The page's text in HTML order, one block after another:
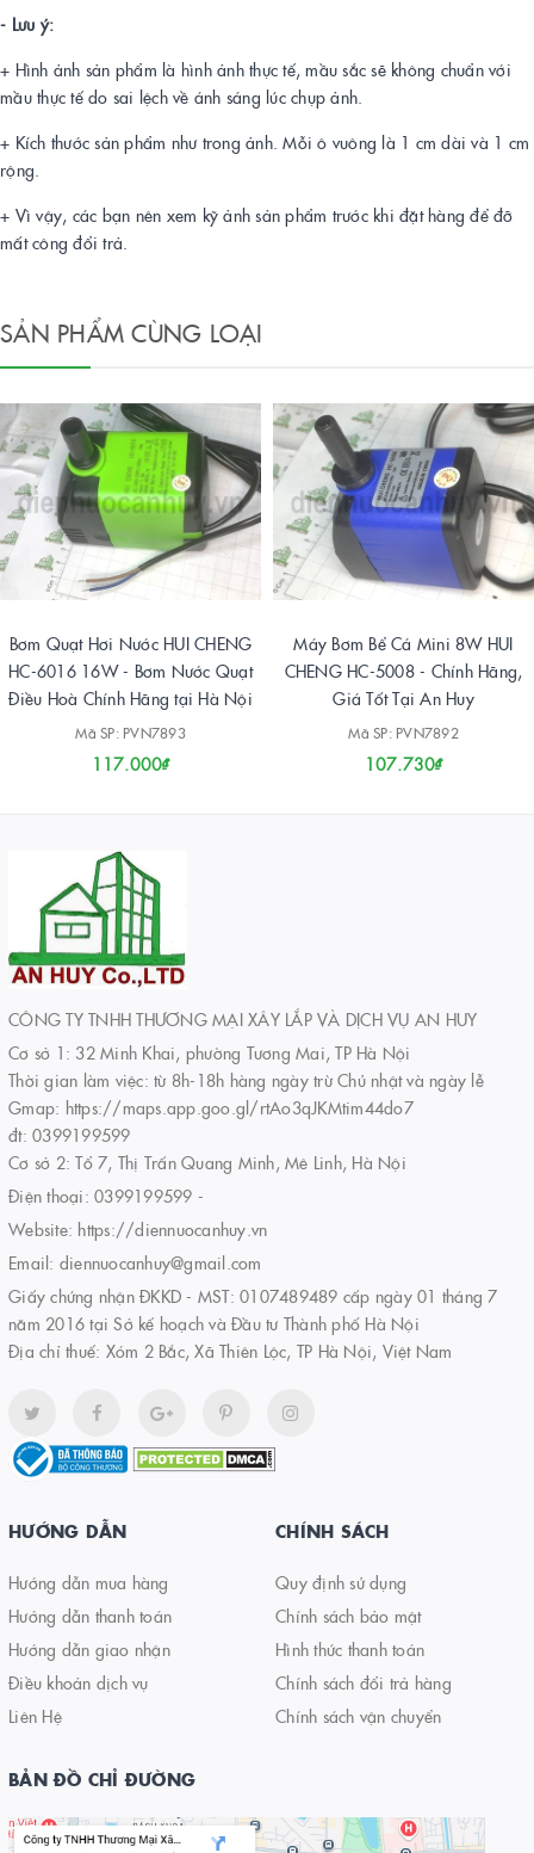
- Lưu ý:
+ Hình ảnh sản phẩm là hình ảnh thực tế, mầu sắc sẽ không chuẩn với
mầu thực tế do sai lệch về ánh sáng lúc chụp ảnh.
+ Kích thước sản phẩm như trong ảnh. Mỗi ô vuông là 1 cm dài và 1 cm
rộng.
+ Vì vậy, các bạn nên xem kỹ ảnh sản phẩm trước khi đặt hàng để đỡ
mất công đổi trả.
SẢN PHẨM CÙNG LOẠI
Bơm Quạt Hơi Nước HUI CHENG
HC-6016 16W - Bơm Nước Quạt
Điều Hoà Chính Hãng tại Hà Nội
Mã SP: PVN7893
117.000₫
Máy Bơm Bể Cá Mini 8W HUI
CHENG HC-5008 - Chính Hãng,
Giá Tốt Tại An Huy
Mã SP: PVN7892
107.730₫
CÔNG TY TNHH THƯƠNG MẠI XÂY LẮP VÀ DỊCH VỤ AN HUY
Cơ sở 1: 32 Minh Khai, phường Tương Mai, TP Hà Nội
Thời gian làm việc: từ 8h-18h hàng ngày trừ Chủ nhật và ngày lễ
Gmap: https://maps.app.goo.gl/rtAo3qJKMtim44do7
đt: 0399199599
Cơ sở 2: Tổ 7, Thị Trấn Quang Minh, Mê Linh, Hà Nội
Điện thoại: 0399199599 -
Website: https://diennuocanhuy.vn
Email: diennuocanhuy@gmail.com
Giấy chứng nhận ĐKKD - MST: 0107489489 cấp ngày 01 tháng 7
năm 2016 tại Sở kế hoạch và Đầu tư Thành phố Hà Nội
Địa chỉ thuế: Xóm 2 Bắc, Xã Thiên Lộc, TP Hà Nội, Việt Nam
HƯỚNG DẪN
Hướng dẫn mua hàng
Hướng dẫn thanh toán
Hướng dẫn giao nhận
Điều khoản dịch vụ
Liên Hệ
CHÍNH SÁCH
Quy định sử dụng
Chính sách bảo mật
Hình thức thanh toán
Chính sách đổi trả hàng
Chính sách vận chuyển
BẢN ĐỒ CHỈ ĐƯỜNG